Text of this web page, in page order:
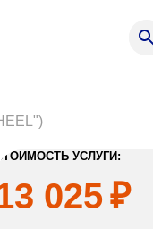
СТОИМОСТЬ УСЛУГИ:
025₽